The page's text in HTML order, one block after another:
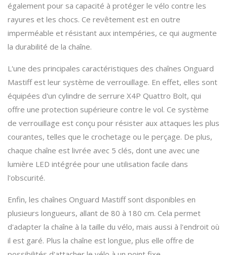
également pour sa capacité à protéger le vélo contre les
rayures et les chocs. Ce revêtement est en outre
imperméable et résistant aux intempéries, ce qui augmente
la durabilité de la chaîne.
L'une des principales caractéristiques des chaînes Onguard
Mastiff est leur système de verrouillage. En effet, elles sont
équipées d'un cylindre de serrure X4P Quattro Bolt, qui
offre une protection supérieure contre le vol. Ce système
de verrouillage est conçu pour résister aux attaques les plus
courantes, telles que le crochetage ou le perçage. De plus,
chaque chaîne est livrée avec 5 clés, dont une avec une
lumière LED intégrée pour une utilisation facile dans
l'obscurité.
Enfin, les chaînes Onguard Mastiff sont disponibles en
plusieurs longueurs, allant de 80 à 180 cm. Cela permet
d'adapter la chaîne à la taille du vélo, mais aussi à l'endroit où
il est garé. Plus la chaîne est longue, plus elle offre de